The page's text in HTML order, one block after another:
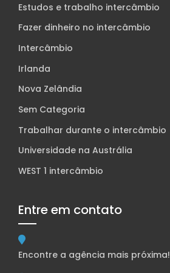
Estudos e trabalho intercâmbio
Fazer dinheiro no intercâmbio
Intercâmbio
Irlanda
Nova Zelândia
Sem Categoria
Trabalhar durante o intercâmbio
Universidade na Austrália
WEST 1 intercâmbio
Entre em contato
Encontre a agência mais próxima!